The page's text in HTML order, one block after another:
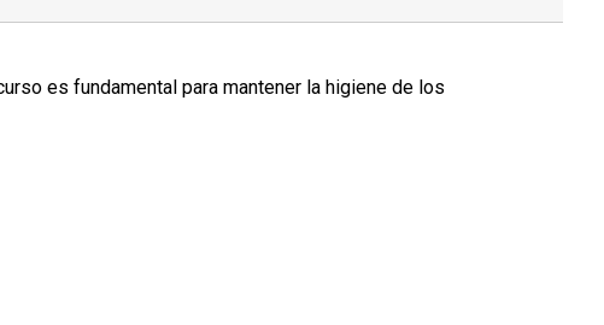
es fundamental para mantener la higiene de los